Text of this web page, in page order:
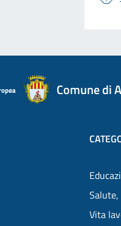
Comune di
Salute,
Vita